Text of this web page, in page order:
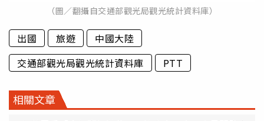
（圖／翻攝自交通部觀光局觀光統計資料庫）
出國 旅遊
中國大陸
交通部觀光局觀光統計資料庫
PTT
相關文章